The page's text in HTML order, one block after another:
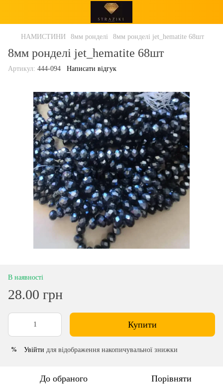
НАМИСТИНИ 8мм ронделі 8мм ронделі jet_hematite 68шт
8мм ронделі jet_hematite 68шт
Артикул: 444-094 Написати відгук
В наявності
28.00 грн
Купити
% Увійти для відображення накопичувальної знижки
До обраного Порівняти